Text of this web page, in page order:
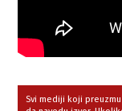
Svi mediji koji